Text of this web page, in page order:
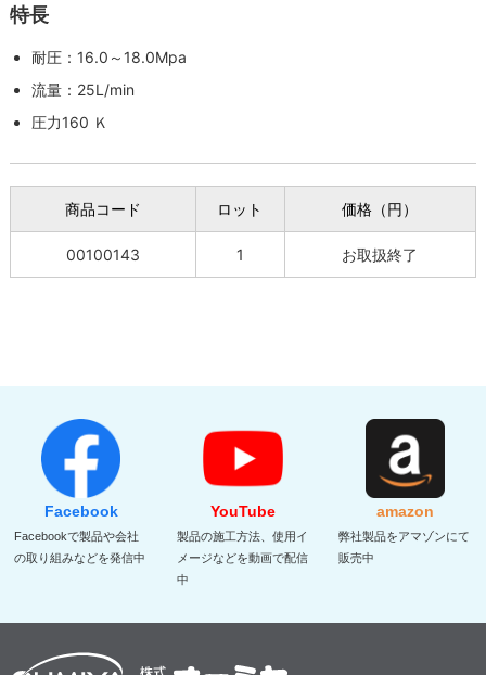
特長
耐圧：16.0～18.0Mpa
流量：25L/min
圧力160 Ｋ
商品コード ロット 価格（円）
00100143 1 お取扱終了
Facebook
Facebookで製品や会社
の取り組みなどを発信中
YouTube
製品の施工方法、使用イ
メージなどを動画で配信
中
amazon
弊社製品をアマゾンにて
販売中